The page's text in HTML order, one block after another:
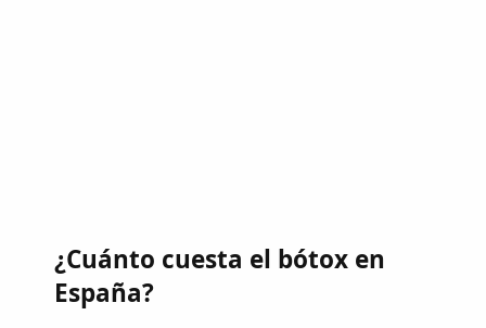
¿Cuánto cuesta el bótox en
España?